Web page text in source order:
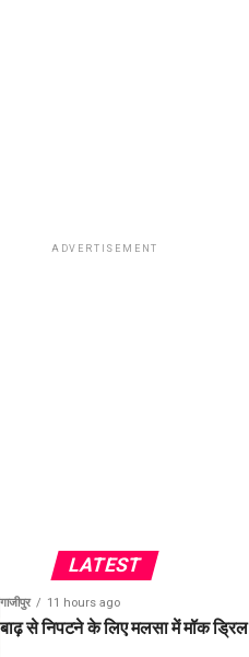
ADVERTISEMENT
LATEST
गाजीपुर 11 hours ago
बाढ़ से निपटने के लिए मलसा में मॉक ड्रिल